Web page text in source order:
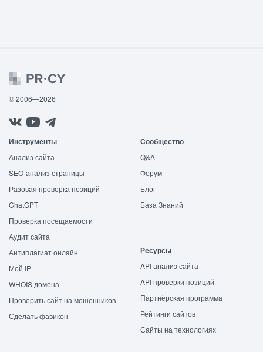
© 2006—2026
Инструменты
Анализ сайта
SEO-анализ страницы
Разовая проверка позиций
ChatGPT
Проверка посещаемости
Аудит сайта
Антиплагиат онлайн
Мой IP
WHOIS домена
Проверить сайт на мошенников
Сделать фавикон
Сообщество
Q&A
Форум
Блог
База Знаний
Ресурсы
API анализ сайта
API проверки позиций
Партнёрская программа
Рейтинги сайтов
Сайты на технологиях